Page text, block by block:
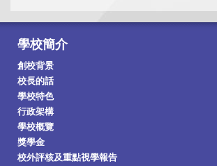
學校簡介
創校背景
校長的話
學校特色
行政架構
學校概覽
獎學金
校外評核及重點視學報告